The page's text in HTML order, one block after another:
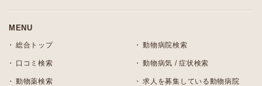
MENU
総合トップ 動物病院検索
口コミ検索 動物病気 / 症状検索
動物薬検索 求人を募集している動物病院